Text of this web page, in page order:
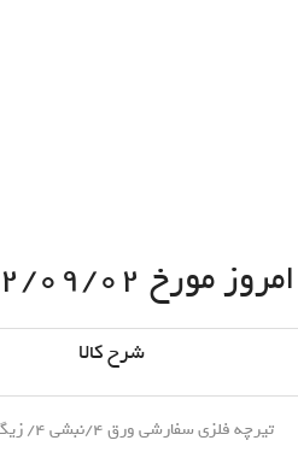
مورخ ۰۲/۰۹/۰۲
شرح کالا
تیرچه فلزی سفارشی ورق ۴/نبشی ۴/ زیگزال ۱۲